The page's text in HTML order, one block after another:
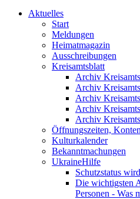
Aktuelles
Start
Meldungen
Heimatmagazin
Ausschreibungen
Kreisamtsblatt
Archiv
Archiv
Archiv
Archiv
Archiv
Öffnungszeiten, Konten
Kulturkalender
Bekanntmachungen
UkraineHilfe
Schutzstatus
Die wichtigsten
Personen - Was